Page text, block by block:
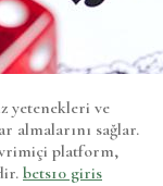
yetenekleri ve
almalarını sağlar.
platform,
bets10 giris